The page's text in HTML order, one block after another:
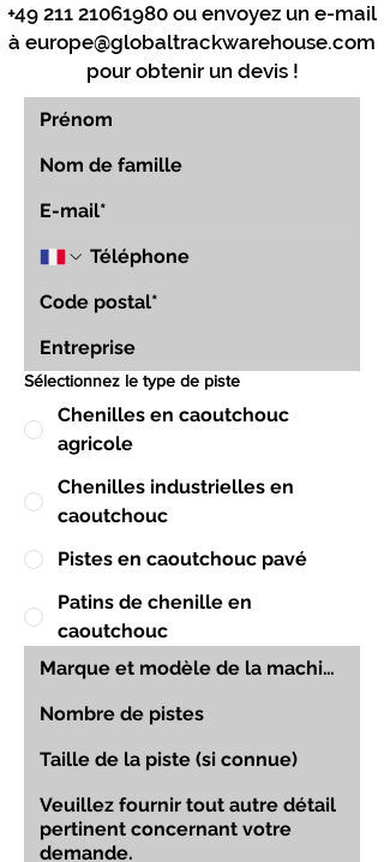
+49 211 21061980 ou envoyez un e-mail
à europe@globaltrackwarehouse.com
pour obtenir un devis !
Sélectionnez le type de piste
Chenilles en caoutchouc
agricole
Chenilles industrielles en
caoutchouc
Pistes en caoutchouc pavé
Patins de chenille en
caoutchouc